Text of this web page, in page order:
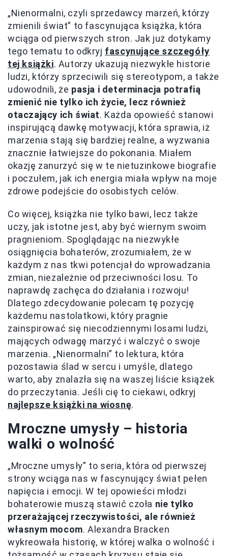
„Nienormalni, czyli sprzedawcy marzeń, którzy
zmienili świat” to fascynująca książka, która
wciąga od pierwszych stron. Jak już dotykamy
tego tematu to odkryj fascynujące szczegóły
tej książki. Autorzy ukazują niezwykłe historie
ludzi, którzy sprzeciwili się stereotypom, a także
udowodnili, że pasja i determinacja potrafią
zmienić nie tylko ich życie, lecz również
otaczający ich świat. Każda opowieść stanowi
inspirującą dawkę motywacji, która sprawia, iż
marzenia stają się bardziej realne, a wyzwania
znacznie łatwiejsze do pokonania. Miałem
okazję zanurzyć się w te nietuzinkowe biografie
i poczułem, jak ich energia miała wpływ na moje
zdrowe podejście do osobistych celów.
Co więcej, książka nie tylko bawi, lecz także
uczy, jak istotne jest, aby być wiernym swoim
pragnieniom. Spoglądając na niezwykłe
osiągnięcia bohaterów, zrozumiałem, że w
każdym z nas tkwi potencjał do wprowadzania
zmian, niezależnie od przeciwności losu. To
naprawdę zachęca do działania i rozwoju!
Dlatego zdecydowanie polecam tę pozycję
każdemu nastolatkowi, który pragnie
zainspirować się niecodziennymi losami ludzi,
mających odwagę marzyć i walczyć o swoje
marzenia. „Nienormalni” to lektura, która
pozostawia ślad w sercu i umyśle, dlatego
warto, aby znalazła się na waszej liście książek
do przeczytania. Jeśli cię to ciekawi, odkryj
najlepsze książki na wiosnę.
Mroczne umysły – historia
walki o wolność
„Mroczne umysły” to seria, która od pierwszej
strony wciąga nas w fascynujący świat pełen
napięcia i emocji. W tej opowieści młodzi
bohaterowie muszą stawić czoła nie tylko
przerażającej rzeczywistości, ale również
własnym mocom. Alexandra Bracken
wykreowała historię, w której walka o wolność i